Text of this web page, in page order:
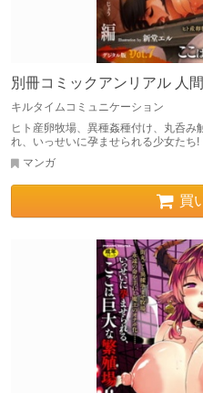
別冊コミックアンリアル 人
キルタイムコミュニケーション
ヒト産卵牧場、異種姦種付け、丸呑
れ、いっせいに孕ませられる少女たち!
マンガ
買